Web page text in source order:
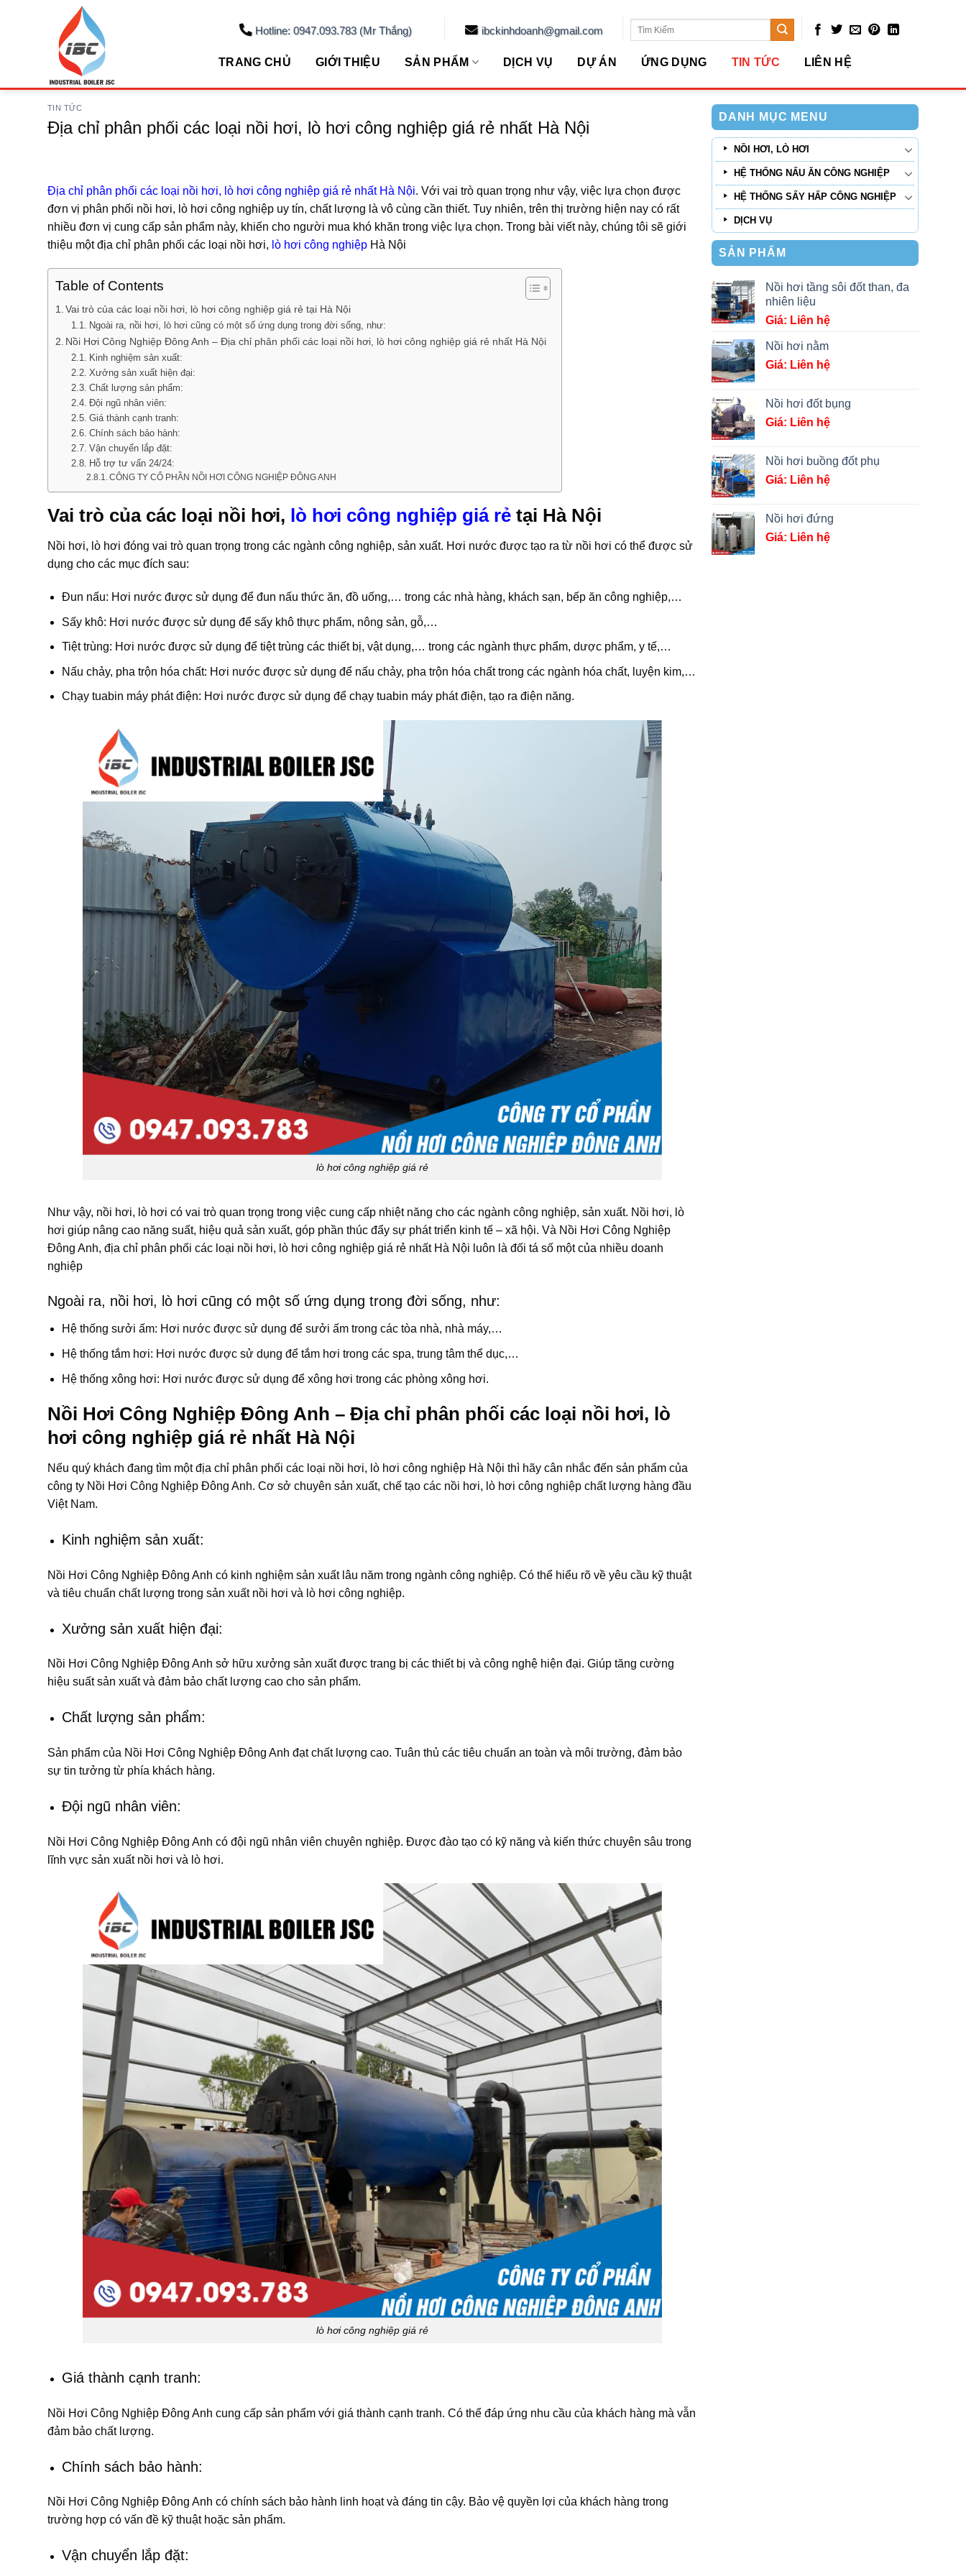
Hotline: 0947.093.783 (Mr Thắng) ibckinhdoanh@gmail.com
Search
TRANG CHỦ GIỚI THIỆU SẢN PHẨM DỊCH VỤ DỰ ÁN ỨNG DỤNG TIN TỨC LIÊN HỆ
TIN TỨC
Địa chỉ phân phối các loại nồi hơi, lò hơi công nghiệp giá rẻ nhất Hà Nội
Địa chỉ phân phối các loại nồi hơi, lò hơi công nghiệp giá rẻ nhất Hà Nội. Với vai trò quan trọng như vậy, việc lựa chọn được
đơn vị phân phối nồi hơi, lò hơi công nghiệp uy tín, chất lượng là vô cùng cần thiết. Tuy nhiên, trên thị trường hiện nay có rất
nhiều đơn vị cung cấp sản phẩm này, khiến cho người mua khó khăn trong việc lựa chọn. Trong bài viết này, chúng tôi sẽ giới
thiệu một địa chỉ phân phối các loại nồi hơi, lò hơi công nghiệpHà Nội
Table of Contents
Vai trò của các loại nồi hơi, lò hơi công nghiệp giá rẻ tại Hà Nội
Ngoài ra, nồi hơi, lò hơi cũng có một số ứng dụng trong đời sống, như:
Nồi Hơi Công Nghiệp Đông Anh – Địa chỉ phân phối các loại nồi hơi, lò hơi công nghiệp giá rẻ nhất Hà Nội
Kinh nghiệm sản xuất:
Xưởng sản xuất hiện đại:
Chất lượng sản phẩm:
Đội ngũ nhân viên:
Giá thành cạnh tranh:
Chính sách bảo hành:
Vận chuyển lắp đặt:
Hỗ trợ tư vấn 24/24:
CÔNG TY CỔ PHẦN NỒI HƠI CÔNG NGHIỆP ĐÔNG ANH
Vai trò của các loại nồi hơi, lò hơi công nghiệp giá rẻtại Hà Nội
Nồi hơi, lò hơi đóng vai trò quan trọng trong các ngành công nghiệp, sản xuất. Hơi nước được tạo ra từ nồi hơi có thể được sử
dụng cho các mục đích sau:
Đun nấu: Hơi nước được sử dụng để đun nấu thức ăn, đồ uống,… trong các nhà hàng, khách sạn, bếp ăn công nghiệp,…
Sấy khô: Hơi nước được sử dụng để sấy khô thực phẩm, nông sản, gỗ,…
Tiệt trùng: Hơi nước được sử dụng để tiệt trùng các thiết bị, vật dụng,… trong các ngành thực phẩm, dược phẩm, y tế,…
Nấu chảy, pha trộn hóa chất: Hơi nước được sử dụng để nấu chảy, pha trộn hóa chất trong các ngành hóa chất, luyện kim,…
Chạy tuabin máy phát điện: Hơi nước được sử dụng để chạy tuabin máy phát điện, tạo ra điện năng.
lò hơi công nghiệp giá rẻ
Như vậy, nồi hơi, lò hơi có vai trò quan trọng trong việc cung cấp nhiệt năng cho các ngành công nghiệp, sản xuất. Nồi hơi, lò
hơi giúp nâng cao năng suất, hiệu quả sản xuất, góp phần thúc đẩy sự phát triển kinh tế – xã hội. Và Nồi Hơi Công Nghiệp
Đông Anh, địa chỉ phân phối các loại nồi hơi, lò hơi công nghiệp giá rẻ nhất Hà Nội luôn là đối tá số một của nhiều doanh
nghiệp
Ngoài ra, nồi hơi, lò hơi cũng có một số ứng dụng trong đời sống, như:
Hệ thống sưởi ấm: Hơi nước được sử dụng để sưởi ấm trong các tòa nhà, nhà máy,…
Hệ thống tắm hơi: Hơi nước được sử dụng để tắm hơi trong các spa, trung tâm thể dục,…
Hệ thống xông hơi: Hơi nước được sử dụng để xông hơi trong các phòng xông hơi.
Nồi Hơi Công Nghiệp Đông Anh – Địa chỉ phân phối các loại nồi hơi, lò
hơi công nghiệp giá rẻ nhất Hà Nội
Nếu quý khách đang tìm một địa chỉ phân phối các loại nồi hơi, lò hơi công nghiệp Hà Nội thì hãy cân nhắc đến sản phẩm của
công ty Nồi Hơi Công Nghiệp Đông Anh. Cơ sở chuyên sản xuất, chế tạo các nồi hơi, lò hơi công nghiệp chất lượng hàng đầu
Việt Nam.
Kinh nghiệm sản xuất:
Nồi Hơi Công Nghiệp Đông Anh có kinh nghiệm sản xuất lâu năm trong ngành công nghiệp. Có thể hiểu rõ về yêu cầu kỹ thuật
và tiêu chuẩn chất lượng trong sản xuất nồi hơi và lò hơi công nghiệp.
Xưởng sản xuất hiện đại:
Nồi Hơi Công Nghiệp Đông Anh sở hữu xưởng sản xuất được trang bị các thiết bị và công nghệ hiện đại. Giúp tăng cường
hiệu suất sản xuất và đảm bảo chất lượng cao cho sản phẩm.
Chất lượng sản phẩm:
Sản phẩm của Nồi Hơi Công Nghiệp Đông Anh đạt chất lượng cao. Tuân thủ các tiêu chuẩn an toàn và môi trường, đảm bảo
sự tin tưởng từ phía khách hàng.
Đội ngũ nhân viên:
Nồi Hơi Công Nghiệp Đông Anh có đội ngũ nhân viên chuyên nghiệp. Được đào tạo có kỹ năng và kiến thức chuyên sâu trong
lĩnh vực sản xuất nồi hơi và lò hơi.
lò hơi công nghiệp giá rẻ
Giá thành cạnh tranh:
Nồi Hơi Công Nghiệp Đông Anh cung cấp sản phẩm với giá thành cạnh tranh. Có thể đáp ứng nhu cầu của khách hàng mà vẫn
đảm bảo chất lượng.
Chính sách bảo hành:
Nồi Hơi Công Nghiệp Đông Anh có chính sách bảo hành linh hoạt và đáng tin cậy. Bảo vệ quyền lợi của khách hàng trong
trường hợp có vấn đề kỹ thuật hoặc sản phẩm.
Vận chuyển lắp đặt:
DANH MỤC MENU
NỒI HƠI, LÒ HƠI
HỆ THỐNG NẤU ĂN CÔNG NGHIỆP
HỆ THỐNG SẤY HẤP CÔNG NGHIỆP
DỊCH VỤ
SẢN PHẨM
Nồi hơi tầng sôi đốt than, đa
nhiên liệu
Giá: Liên hệ
Nồi hơi nằm
Giá: Liên hệ
Nồi hơi đốt bụng
Giá: Liên hệ
Nồi hơi buồng đốt phụ
Giá: Liên hệ
Nồi hơi đứng
Giá: Liên hệ